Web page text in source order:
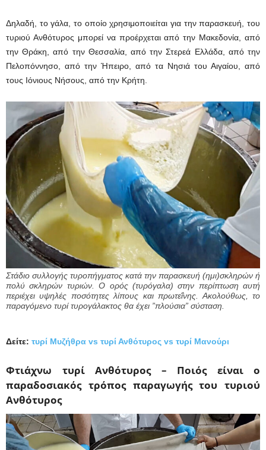
Δηλαδή, το γάλα, το οποίο χρησιμοποιείται για την παρασκευή, του
τυριού Ανθότυρος μπορεί να προέρχεται από την Μακεδονία, από
την Θράκη, από την Θεσσαλία, από την Στερεά Ελλάδα, από την
Πελοπόννησο, από την Ήπειρο, από τα Νησιά του Αιγαίου, από
τους Ιόνιους Νήσους, από την Κρήτη.
Στάδιο συλλογής τυροπήγματος κατά την παρασκευή (ημι)σκληρών ή
πολύ σκληρών τυριών. Ο ορός (τυρόγαλα) στην περίπτωση αυτή
περιέχει υψηλές ποσότητες λίπους και πρωτεΐνης. Ακολούθως, το
παραγόμενο τυρί τυρογάλακτος θα έχει ”πλούσια” σύσταση.
Δείτε: τυρί Μυζήθρα vs τυρί Ανθότυρος vs τυρί Μανούρι
Φτιάχνω τυρί Ανθότυρος – Ποιός είναι ο
παραδοσιακός τρόπος παραγωγής του τυριού
Ανθότυρος